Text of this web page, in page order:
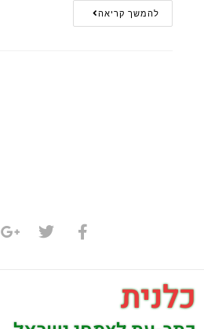
להמשך קריאה
כלנית